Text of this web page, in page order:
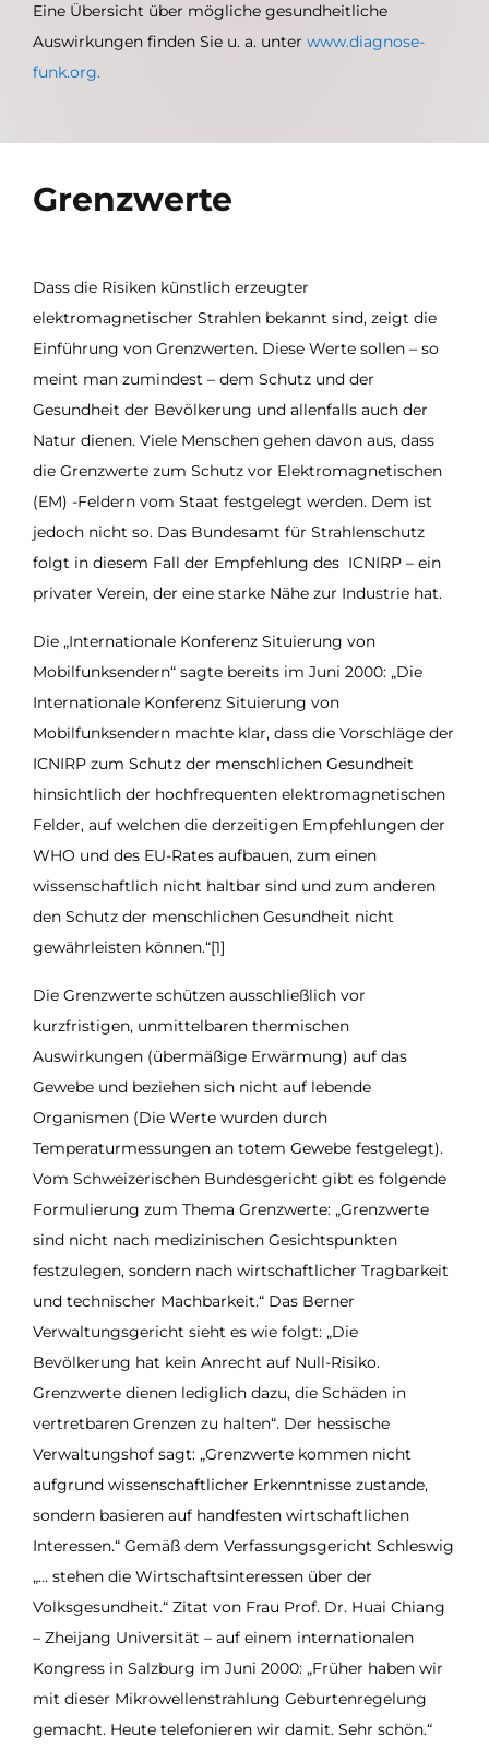
Eine Übersicht über mögliche gesundheitliche
Auswirkungen finden Sie u. a. unter www.diagnose-
funk.org.
Grenzwerte
Dass die Risiken künstlich erzeugter
elektromagnetischer Strahlen bekannt sind, zeigt die
Einführung von Grenzwerten. Diese Werte sollen – so
meint man zumindest – dem Schutz und der
Gesundheit der Bevölkerung und allenfalls auch der
Natur dienen. Viele Menschen gehen davon aus, dass
die Grenzwerte zum Schutz vor Elektromagnetischen
(EM) -Feldern vom Staat festgelegt werden. Dem ist
jedoch nicht so. Das Bundesamt für Strahlenschutz
folgt in diesem Fall der Empfehlung des ICNIRP – ein
privater Verein, der eine starke Nähe zur Industrie hat.
Die „Internationale Konferenz Situierung von
Mobilfunksendern“ sagte bereits im Juni 2000: „Die
Internationale Konferenz Situierung von
Mobilfunksendern machte klar, dass die Vorschläge der
ICNIRP zum Schutz der menschlichen Gesundheit
hinsichtlich der hochfrequenten elektromagnetischen
Felder, auf welchen die derzeitigen Empfehlungen der
WHO und des EU-Rates aufbauen, zum einen
wissenschaftlich nicht haltbar sind und zum anderen
den Schutz der menschlichen Gesundheit nicht
gewährleisten können.“[1]
Die Grenzwerte schützen ausschließlich vor
kurzfristigen, unmittelbaren thermischen
Auswirkungen (übermäßige Erwärmung) auf das
Gewebe und beziehen sich nicht auf lebende
Organismen (Die Werte wurden durch
Temperaturmessungen an totem Gewebe festgelegt).
Vom Schweizerischen Bundesgericht gibt es folgende
Formulierung zum Thema Grenzwerte: „Grenzwerte
sind nicht nach medizinischen Gesichtspunkten
festzulegen, sondern nach wirtschaftlicher Tragbarkeit
und technischer Machbarkeit.“ Das Berner
Verwaltungsgericht sieht es wie folgt: „Die
Bevölkerung hat kein Anrecht auf Null-Risiko.
Grenzwerte dienen lediglich dazu, die Schäden in
vertretbaren Grenzen zu halten“. Der hessische
Verwaltungshof sagt: „Grenzwerte kommen nicht
aufgrund wissenschaftlicher Erkenntnisse zustande,
sondern basieren auf handfesten wirtschaftlichen
Interessen.“ Gemäß dem Verfassungsgericht Schleswig
„… stehen die Wirtschaftsinteressen über der
Volksgesundheit.“ Zitat von Frau Prof. Dr. Huai Chiang
– Zheijang Universität – auf einem internationalen
Kongress in Salzburg im Juni 2000: „Früher haben wir
mit dieser Mikrowellenstrahlung Geburtenregelung
gemacht. Heute telefonieren wir damit. Sehr schön.“